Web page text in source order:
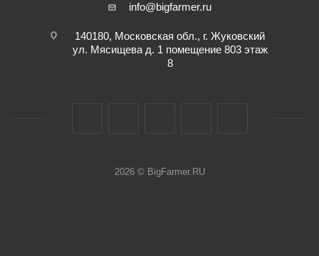
info@bigfarmer.ru
140180, Московская обл., г. Жуковский
ул. Мясищева д. 1 помещение 803 этаж
8
2026 © BigFarmer.RU